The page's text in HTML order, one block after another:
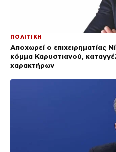
ΠΟΛΙΤΙΚΗ
Αποχωρεί ο επιχειρηματίας
κόμμα Καρυστιανού,
χαρακτήρων